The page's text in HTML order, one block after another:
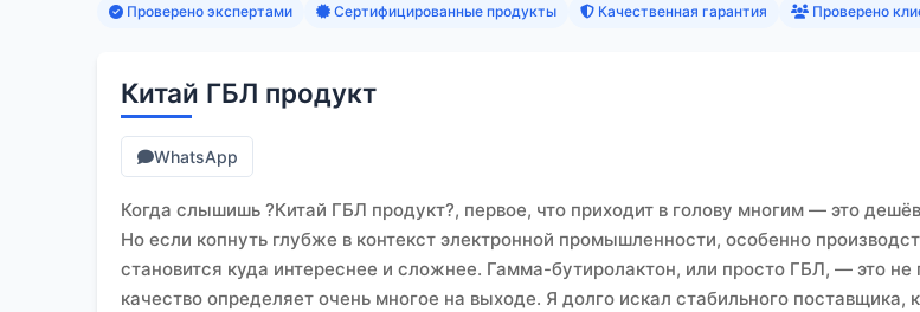
Проверено экспертами Сертифицированные продукты Качественная гарантия Проверено
Китай ГБЛ продукт
WhatsApp
Когда слышишь ?Китай ГБЛ продукт?, первое, что приходит в голову многим — это
Но если копнуть глубже в контекст электронной промышленности, особенно
становится куда интереснее и сложнее. Гамма-бутиролактон, или просто ГБЛ, — это не
качество определяет очень многое на выходе. Я долго искал стабильного